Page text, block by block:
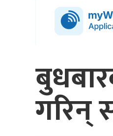
गरिन्